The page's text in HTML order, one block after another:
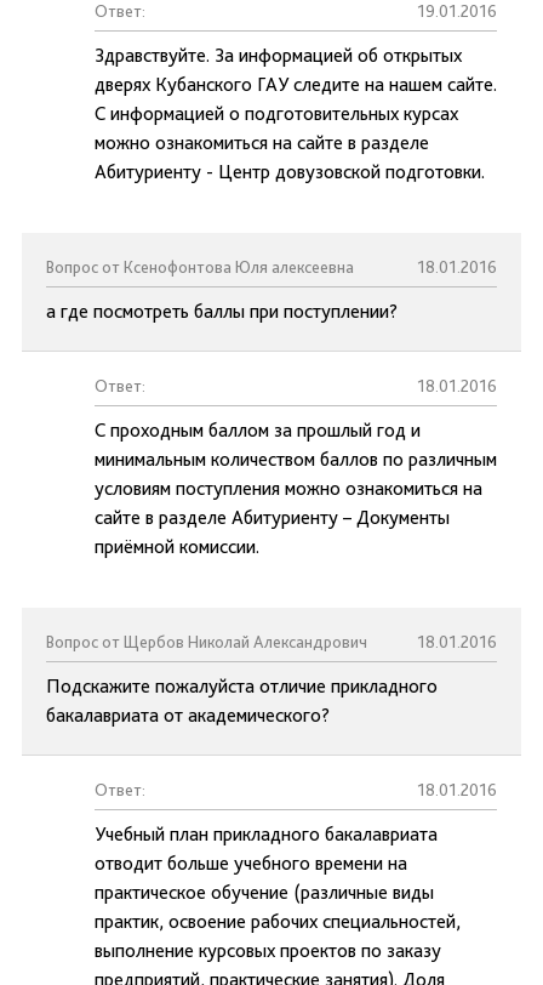
Ответ: 19.01.2016
Здравствуйте. За информацией об открытых
дверях Кубанского ГАУ следите на нашем сайте.
С информацией о подготовительных курсах
можно ознакомиться на сайте в разделе
Абитуриенту - Центр довузовской подготовки.
Вопрос от Ксенофонтова Юля алексеевна 18.01.2016
а где посмотреть баллы при поступлении?
Ответ: 18.01.2016
С проходным баллом за прошлый год и
минимальным количеством баллов по различным
условиям поступления можно ознакомиться на
сайте в разделе Абитуриенту – Документы
приёмной комиссии.
Вопрос от Щербов Николай Александрович 18.01.2016
Подскажите пожалуйста отличие прикладного
бакалавриата от академического?
Ответ: 18.01.2016
Учебный план прикладного бакалавриата
отводит больше учебного времени на
практическое обучение (различные виды
практик, освоение рабочих специальностей,
выполнение курсовых проектов по заказу
предприятий, практические занятия). Доля